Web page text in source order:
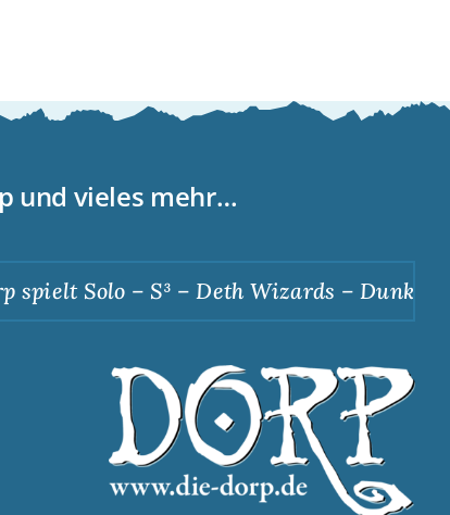
und vieles mehr…
spielt Solo – S³ – Deth Wizards – Dunkle